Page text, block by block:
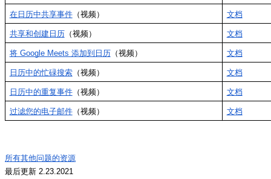
在日历中共享事件（视频） 文档
共享和创建日历（视频） 文档
将 Google Meets 添加到日历（视频） 文档
日历中的忙碌搜索（视频） 文档
日历中的重复事件（视频） 文档
过滤您的电子邮件（视频） 文档
所有其他问题的资源
最后更新 2.23.2021